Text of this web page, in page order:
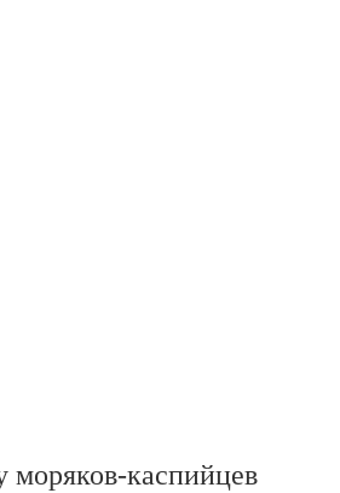
моряков-каспийцев